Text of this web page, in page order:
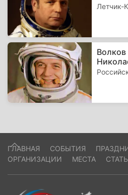
Летчик-
ГЛАВНАЯ СОБЫТИЯ
ОРГАНИЗАЦИИ
МЕСТА